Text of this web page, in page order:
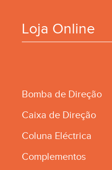
Loja Online
Bomba de Direção
Caixa de Direção
Coluna Eléctrica
Complementos